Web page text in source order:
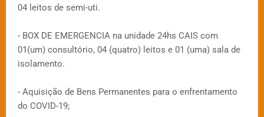
04 leitos de semi-uti.
- BOX DE EMERGENCIA na unidade 24hs CAIS com
01(um) consultório, 04 (quatro) leitos e 01 (uma) sala de
isolamento.
- Aquisição de Bens Permanentes para o enfrentamento
do COVID-19;